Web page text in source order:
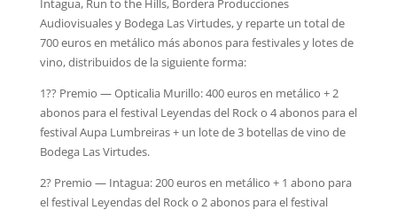
Intagua, Run to the Hills, Bordera Producciones
Audiovisuales y Bodega Las Virtudes, y reparte un total de
700 euros en metálico más abonos para festivales y lotes de
vino, distribuidos de la siguiente forma:
1?? Premio — Opticalia Murillo: 400 euros en metálico + 2
abonos para el festival Leyendas del Rock o 4 abonos para el
festival Aupa Lumbreiras + un lote de 3 botellas de vino de
Bodega Las Virtudes.
2? Premio — Intagua: 200 euros en metálico + 1 abono para
el festival Leyendas del Rock o 2 abonos para el festival